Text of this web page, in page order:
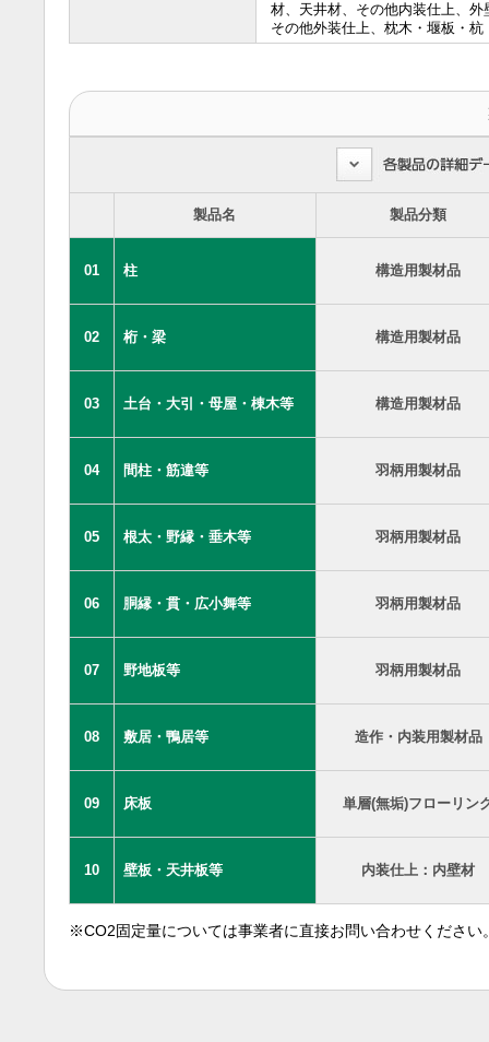
材、天井材、その他内装仕上、外
その他外装仕上、枕木・堰板・杭
製品名 製品分類
01 柱 構造用製材品
02 桁・梁 構造用製材品
03 土台・大引・母屋・棟木等 構造用製材品
04 間柱・筋違等 羽柄用製材品
05 根太・野縁・垂木等 羽柄用製材品
06 胴縁・貫・広小舞等 羽柄用製材品
07 野地板等 羽柄用製材品
08 敷居・鴨居等 造作・内装用製材品
09 床板 単層(無垢)フローリン
10 壁板・天井板等 内装仕上：内壁材
※CO2固定量については事業者に直接お問い合わせください